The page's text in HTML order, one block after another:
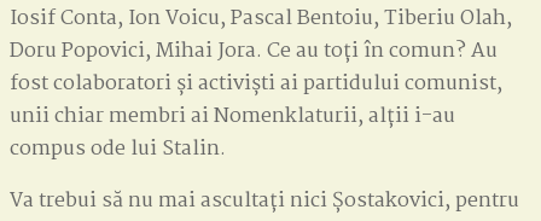
Iosif Conta, Ion Voicu, Pascal Bentoiu, Tiberiu Olah,
Doru Popovici, Mihai Jora. Ce au toți în comun? Au
fost colaboratori și activiști ai partidului comunist,
unii chiar membri ai Nomenklaturii, alții i-au
compus ode lui Stalin.
Va trebui să nu mai ascultați nici Șostakovici, pentru